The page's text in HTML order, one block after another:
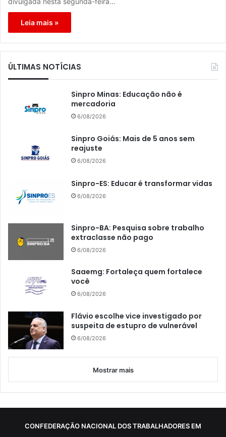
Leia mais »
ÚLTIMAS NOTÍCIAS
Sinpro Minas: Educação não é
mercadoria
6/08/2026
Sinpro Goiás: Mais de 5 anos sem
reajuste
6/08/2026
Sinpro-ES: Educar é transformar vidas
6/08/2026
Sinpro-BA: Pesquisa sobre trabalho
extraclasse não pago
6/08/2026
Saaemg: Fortaleça quem fortalece
você
6/08/2026
Flávio escolhe vice investigado por
suspeita de estupro de vulnerável
6/08/2026
Mostrar mais
CONFEDERAÇÃO NACIONAL DOS TRABALHADORES EM